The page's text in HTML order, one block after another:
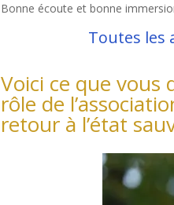
Bonne écoute et bonne
Toutes les
Voici ce que vous
rôle de
retour à l’état